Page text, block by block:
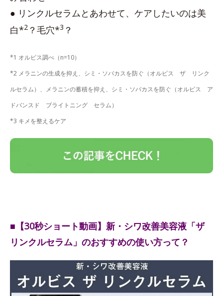
● リンクルセラムとあわせて、ケアしたいのは美
白*2 ？毛穴*3 ？
*1 オルビス調べ（n=10）
*2 メラニンの生成を抑え、シミ・ソバカスを防ぐ（オルビス ザ リンク
ルセラム）、メラニンの蓄積を抑え、シミ・ソバカスを防ぐ（オルビス ア
ドバンスド ブライトニング セラム）
*3 キメを整えるケア
■【30秒ショート動画】新・シワ改善美容液「ザ
リンクルセラム」のおすすめの使い方って？